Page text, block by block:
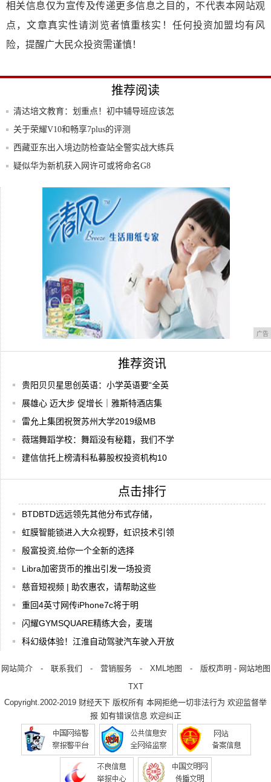
相关信息仅为宣传及传递更多信息之目的，不代表本网站观
点，文章真实性请浏览者慎重核实！任何投资加盟均有风
险，提醒广大民众投资需谨慎！
推荐阅读
清达培文教育：划重点！初中辅导班应该怎
么选择
关于荣耀V10和畅享7plus的评测
西藏亚东出入境边防检查站全警实战大练兵
全面进
疑似华为新机获入网许可或将命名G8
贵阳贝贝星思创英语：小学英语要“全英教
广告
推荐资讯
贵阳贝贝星思创英语：小学英语要“全英
展雄心 迈大步 促增长｜雅斯特酒店集
雷允上集团祝贺苏州大学2019级MB
薇瑞舞蹈学校：舞蹈没有秘籍，我们不学
建信信托上榜清科私募股权投资机构10
点击排行
BTDBTD远远领先其他分布式存储，
虹膜智能锁进入大众视野，虹识技术引领
殷富投资,给你一个全新的选择
Libra加密货币的推出引发一场投资
慈音短视频 | 助农惠农，请帮助这些
重回4英寸网传iPhone7c将于明
闪耀GYMSQUARE精练大会，麦瑞
科幻级体验！江淮自动驾驶汽车驶入开放
网站简介- 联系我们 - 营销服务- XML地图 - 版权声明 - 网站地图
TXT
Copyright.2002-2019 财经天下 版权所有 本网拒绝一切非法行为 欢迎监督举
报 如有错误信息 欢迎纠正